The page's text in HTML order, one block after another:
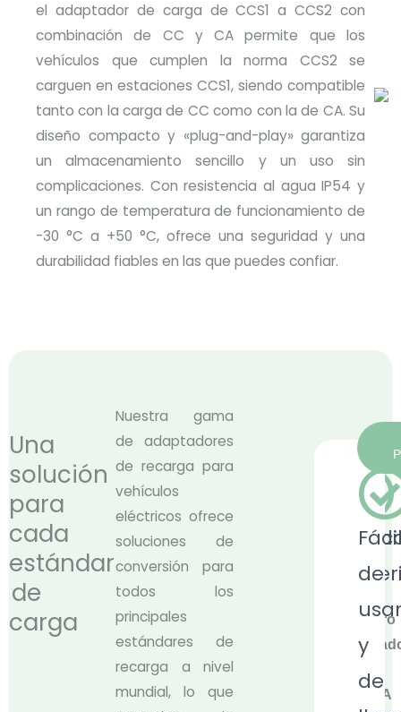
el adaptador de carga de CCS1 a CCS2 con
combinación de CC y CA permite que los
vehículos que cumplen la norma CCS2 se
carguen en estaciones CCS1, siendo compatible
tanto con la carga de CC como con la de CA. Su
diseño compacto y «plug-and-play» garantiza
un almacenamiento sencillo y un uso sin
complicaciones. Con resistencia al agua IP54 y
un rango de temperatura de funcionamiento de
-30 °C a +50 °C, ofrece una seguridad y una
durabilidad fiables en las que puedes confiar.
Una
solución
para
cada
estándar
de
carga
Nuestra gama
de adaptadores
de recarga para
vehículos
eléctricos ofrece
soluciones de
conversión para
todos los
principales
estándares de
recarga a nivel
mundial, lo que
Nuestro
CC+CA
de
y
de